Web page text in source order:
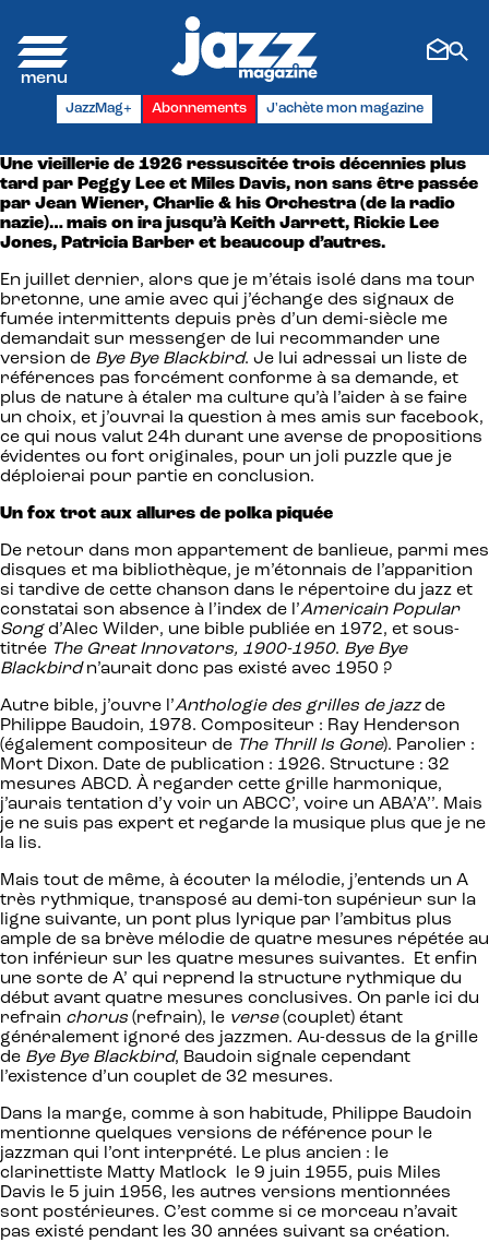
JazzMag+ Abonnements J'achète mon magazine
Une vieillerie de 1926 ressuscitée trois décennies plus
tard par Peggy Lee et Miles Davis, non sans être passée
par Jean Wiener, Charlie & his Orchestra (de la radio
nazie)… mais on ira jusqu’à Keith Jarrett, Rickie Lee
Jones, Patricia Barber et beaucoup d’autres.
En juillet dernier, alors que je m’étais isolé dans ma tour
bretonne, une amie avec qui j’échange des signaux de
fumée intermittents depuis près d’un demi-siècle me
demandait sur messenger de lui recommander une
version de Bye Bye Blackbird. Je lui adressai un liste de
références pas forcément conforme à sa demande, et
plus de nature à étaler ma culture qu’à l’aider à se faire
un choix, et j’ouvrai la question à mes amis sur facebook,
ce qui nous valut 24h durant une averse de propositions
évidentes ou fort originales, pour un joli puzzle que je
déploierai pour partie en conclusion.
Un fox trot aux allures de polka piquée
De retour dans mon appartement de banlieue, parmi mes
disques et ma bibliothèque, je m’étonnais de l’apparition
si tardive de cette chanson dans le répertoire du jazz et
constatai son absence à l’index de l’Americain Popular
Songd’Alec Wilder, une bible publiée en 1972, et sous-
titrée The Great Innovators, 1900-1950. Bye Bye
Blackbirdn’aurait donc pas existé avec 1950 ?
Autre bible, j’ouvre l’Anthologie des grilles de jazzde
Philippe Baudoin, 1978. Compositeur : Ray Henderson
(également compositeur de The Thrill Is Gone). Parolier :
Mort Dixon. Date de publication : 1926. Structure : 32
mesures ABCD. À regarder cette grille harmonique,
j’aurais tentation d’y voir un ABCC’, voire un ABA’A’’. Mais
je ne suis pas expert et regarde la musique plus que je ne
la lis.
Mais tout de même, à écouter la mélodie, j’entends un A
très rythmique, transposé au demi-ton supérieur sur la
ligne suivante, un pont plus lyrique par l’ambitus plus
ample de sa brève mélodie de quatre mesures répétée au
ton inférieur sur les quatre mesures suivantes. Et enfin
une sorte de A’ qui reprend la structure rythmique du
début avant quatre mesures conclusives. On parle ici du
refrain chorus (refrain), le verse(couplet) étant
généralement ignoré des jazzmen. Au-dessus de la grille
de Bye Bye Blackbird, Baudoin signale cependant
l’existence d’un couplet de 32 mesures.
Dans la marge, comme à son habitude, Philippe Baudoin
mentionne quelques versions de référence pour le
jazzman qui l’ont interprété. Le plus ancien : le
clarinettiste Matty Matlock le 9 juin 1955, puis Miles
Davis le 5 juin 1956, les autres versions mentionnées
sont postérieures. C’est comme si ce morceau n’avait
pas existé pendant les 30 années suivant sa création.